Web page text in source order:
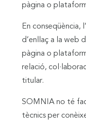
pàgina o
En conseqüència,
d’enllaç a la web
pàgina o
relació,
titular.
SOMNIA no té
tècnics per